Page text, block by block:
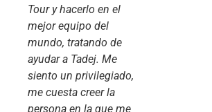
Tour y hacerlo en el
mejor equipo del
mundo, tratando de
ayudar a Tadej. Me
siento un privilegiado,
me cuesta creer la
persona en la que me